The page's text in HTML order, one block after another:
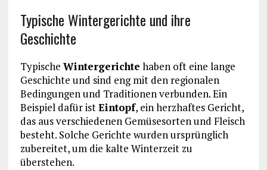
Typische Wintergerichte und ihre
Geschichte
Typische Wintergerichte haben oft eine lange
Geschichte und sind eng mit den regionalen
Bedingungen und Traditionen verbunden. Ein
Beispiel dafür istEintopf, ein herzhaftes Gericht,
das aus verschiedenen Gemüsesorten und Fleisch
besteht. Solche Gerichte wurden ursprünglich
zubereitet, um die kalte Winterzeit zu
überstehen.